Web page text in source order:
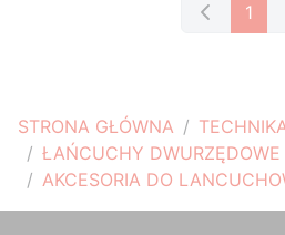
STRONA GŁÓWNA
ŁAŃCUCHY DWURZĘDOWE
AKCESORIA DO
1